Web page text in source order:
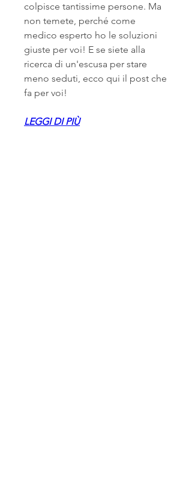
colpisce tantissime persone. Ma
non temete, perché come
medico esperto ho le soluzioni
giuste per voi! E se siete alla
ricerca di un'escusa per stare
meno seduti, ecco qui il post che
fa per voi!
LEGGI DI PIÙ